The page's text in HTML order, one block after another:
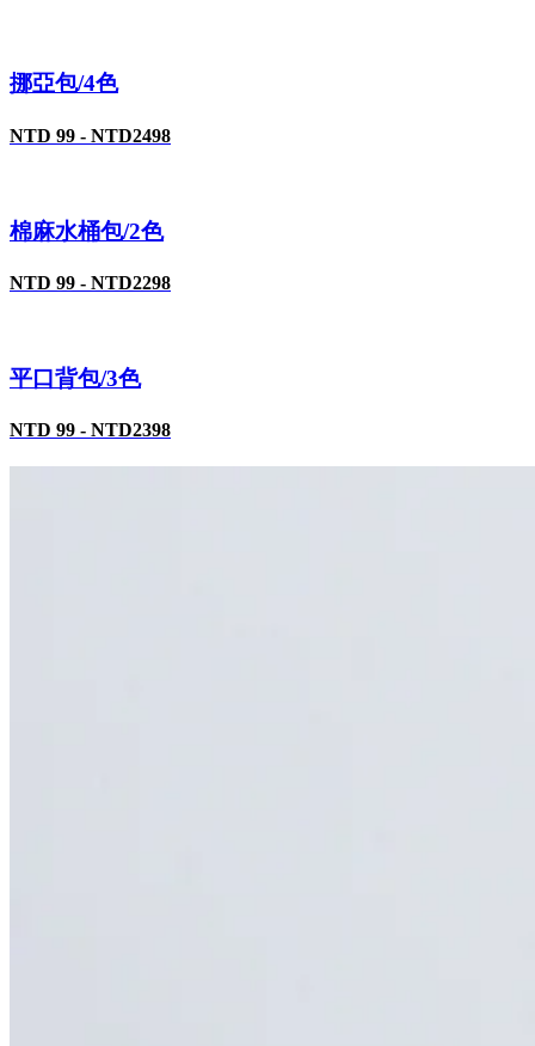
挪亞包/4色
NTD 99 - NTD2498
棉麻水桶包/2色
NTD 99 - NTD2298
平口背包/3色
NTD 99 - NTD2398